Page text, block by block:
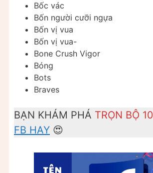
Bốc vác
Bốn người cưỡi ngựa
Bốn vị vua
Bốn vị vua-
Bone Crush Vigor
Bóng
Bots
Braves
BẠN KHÁM PHÁ TRỌN BỘ
FB HAY 😍